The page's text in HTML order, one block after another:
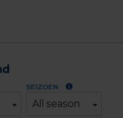
SEIZOEN
All season